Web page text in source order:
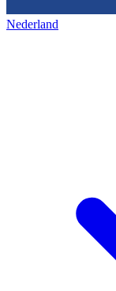
Nederland